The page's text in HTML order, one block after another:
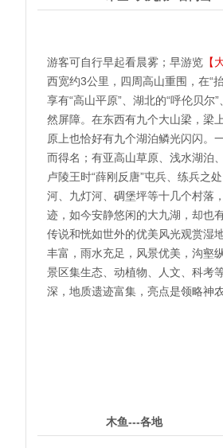
游客可自行早起看晨雾；早游览 【
西宽约3公里，四周高山重围，在“
享有“高山平原”、湖北的“呼伦贝
然屏障。在东西有九个大山梁，梁
原上也恰好有九个湖泊鳞光闪闪。
而得名；有亚高山草原、浅水湖泊
卢陵王时“薛刚反唐”屯兵、练兵之
河、九灯河、碉堡坪等十几个村落
迹，如今安静悠闲的大九湖，却也
传说和恍如世外的优美风光观赏湿
丰富，雨水充足，风景优美，沟壑
景区集生态、动植物、人文、科考
深，地质遗迹富集，亮点是领略神
木鱼---各地